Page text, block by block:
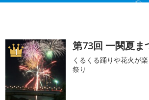
1 第73回 一関夏ま
くるくる踊りや花火が
祭り